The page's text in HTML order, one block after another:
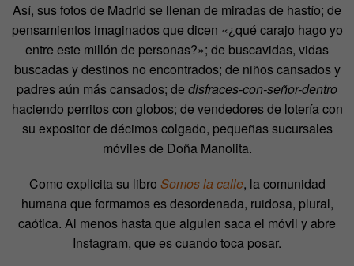
Así, sus fotos de Madrid se llenan de miradas de hastío; de
pensamientos imaginados que dicen «¿qué carajo hago yo
entre este millón de personas?»; de buscavidas, vidas
buscadas y destinos no encontrados; de niños cansados y
padres aún más cansados; de disfraces-con-señor-dentro
haciendo perritos con globos; de vendedores de lotería con
su expositor de décimos colgado, pequeñas sucursales
móviles de Doña Manolita.
Como explicita su libro Somos la calle, la comunidad
humana que formamos es desordenada, ruidosa, plural,
caótica. Al menos hasta que alguien saca el móvil y abre
Instagram, que es cuando toca posar.